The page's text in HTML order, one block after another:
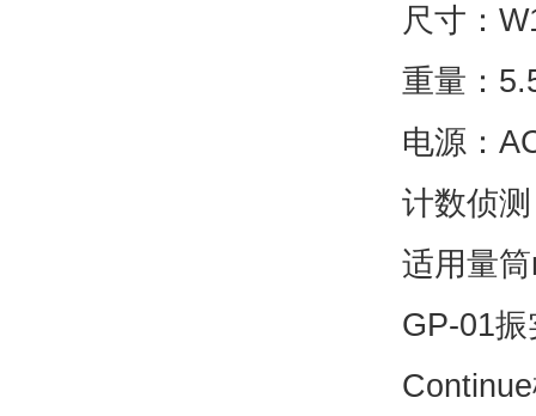
尺寸：
重量：
电源：
计数侦
适用量
GP-01